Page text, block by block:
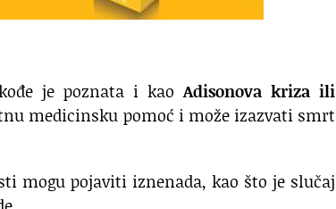
je poznata i kaoAdisonova kriza ili
medicinsku pomoć i može izazvati smrt
mogu pojaviti iznenada, kao što je slučaj